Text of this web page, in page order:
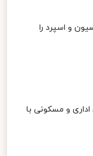
و اسپرد را
و مسکونی با